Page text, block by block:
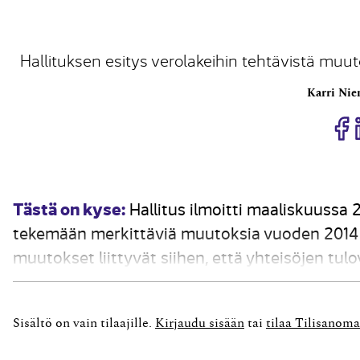
Hallituksen esitys verolakeihin tehtävistä
Karri
Tästä on kyse: Hallitus ilmoitti maaliskuussa
tekemään merkittäviä muutoksia vuoden
muutokset liittyvät siihen, että yhteisöjen
ja osinkotulojen verotukseen tehdään
Sisältö on vain tilaajille. Kirjaudu sisään tai tilaa